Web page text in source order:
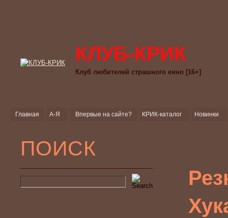
КЛУБ-КРИК
Клуб любителей страшного кино [16+]
Главная А-Я Впервые на сайте? КРИК-каталог Новинки
ПОИСК